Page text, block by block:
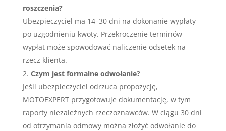
roszczenia?
Ubezpieczyciel ma 14–30 dni na dokonanie wypłaty
po uzgodnieniu kwoty. Przekroczenie terminów
wypłat może spowodować naliczenie odsetek na
rzecz klienta.
Czym jest formalne odwołanie?
Jeśli ubezpieczyciel odrzuca propozycję,
MOTOEXPERT przygotowuje dokumentację, w tym
raporty niezależnych rzeczoznawców. W ciągu 30 dni
od otrzymania odmowy można złożyć odwołanie do